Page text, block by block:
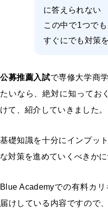
に答えられない
この中で1つで
すぐにでも対策
公募推薦入試で専修大学商
たいなら、絶対に知ってお
けて、紹介していきました。
基礎知識を十分にインプッ
な対策を進めていくべきか
Blue Academyでの有料カ
届けしている内容ですので